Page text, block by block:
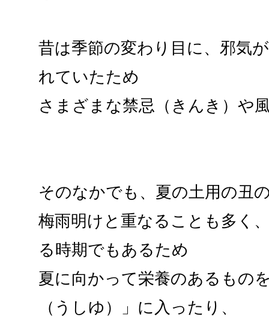
昔は季節の変わり目に、邪気
れていたため
さまざまな禁忌（きんき）や
そのなかでも、夏の土用の丑
梅雨明けと重なることも多く
る時期でもあるため
夏に向かって栄養のあるもの
（うしゆ）」に入ったり、